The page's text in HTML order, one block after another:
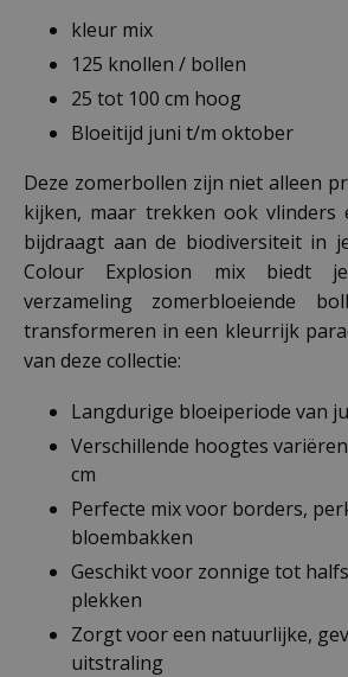
kleur mix
125 knollen / bollen
25 tot 100 cm hoog
Bloeitijd juni t/m oktober
Deze zomerbollen zijn niet alleen
kijken, maar trekken ook vlinders
bijdraagt aan de biodiversiteit in
Colour Explosion mix biedt
verzameling zomerbloeiende
transformeren in een kleurrijk
van deze collectie:
Langdurige bloeiperiode van
Verschillende hoogtes
cm
Perfecte mix voor borders,
bloembakken
Geschikt voor zonnige tot
plekken
Zorgt voor een natuurlijke,
uitstraling